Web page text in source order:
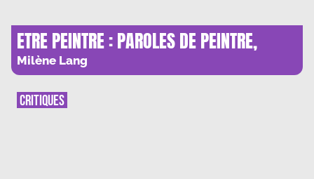
ETRE PEINTRE : PAROLES DE PEINTRE,
IMAGES DE THEATRE
Milène Lang
CRITIQUES